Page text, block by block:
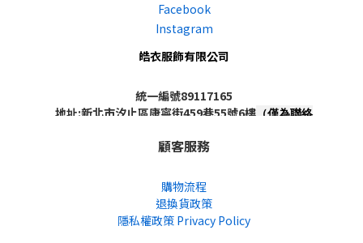
Facebook
Instagram
皓衣服飾有限公司
統一編號89117165
地址:新北市汐止區康寧街459巷55號6樓 （僅為聯絡
顧客服務
購物流程
退換貨政策
隱私權政策 Privacy Policy